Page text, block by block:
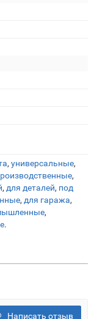
, универсальные,
,
, для деталей, под
, для гаража,
,
.
Написать отзыв